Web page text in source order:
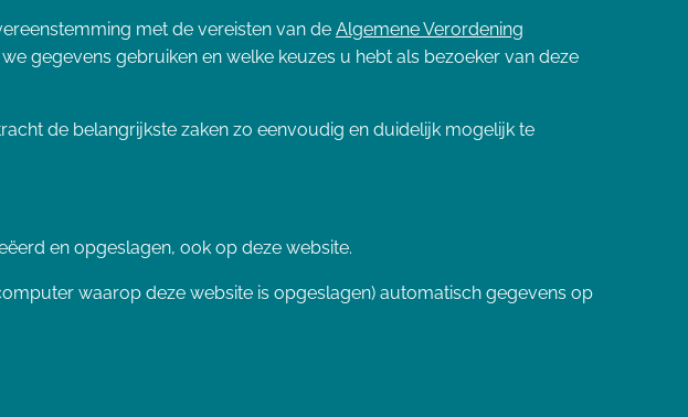
met de vereisten van de Algemene Verordening
gegevens gebruiken en welke keuzes u hebt als bezoeker van deze
de belangrijkste zaken zo eenvoudig en duidelijk mogelijk te
en opgeslagen, ook op deze website.
waarop deze website is opgeslagen) automatisch gegevens op